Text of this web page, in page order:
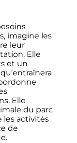
imagine les
leur
Elle
et un
Elle
du parc
les activités
de